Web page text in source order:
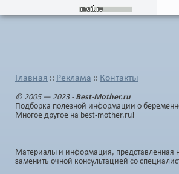
Главная :: Реклама :: Контакты
© 2005 — 2023 - Best-Mother.ru
Подборка полезной информации о
Многое другое на best-mother.ru!
Материалы и информация, представленная
заменить очной консультацией со